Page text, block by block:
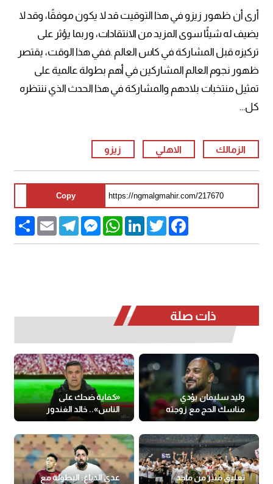
أرى أن ظهور زيزو في هذا التوقيت قد لا يكون موفقًا، وقد لا
يضيف له شيئًا سوى المزيد من الانتقادات، وربما يؤثر على
تركيزه قبل المشاركة في كاس العالم .ففي هذا الوقت، يقتصر
ظهور نجوم العالم المشاركين في أهم بطولة عالمية على
تمثيل منتخبات بلادهم والمشاركة في هذا الحدث الذي ننتظره
كل...
الزمالك الاهلي زيزو
Copy
Share Email
TelegramMessengerWhatsAppLinkedInTwitter
Facebook
ذات صلة
وليد سليمان يؤدي
مناسك الحج مع زوجته
«كفاية ضحك على
الناس».. خالد الغندور
يفتح النار ضد أسامة
حسني
تعليق مثير من ماجد
عدي الدباغ: البطولة مع